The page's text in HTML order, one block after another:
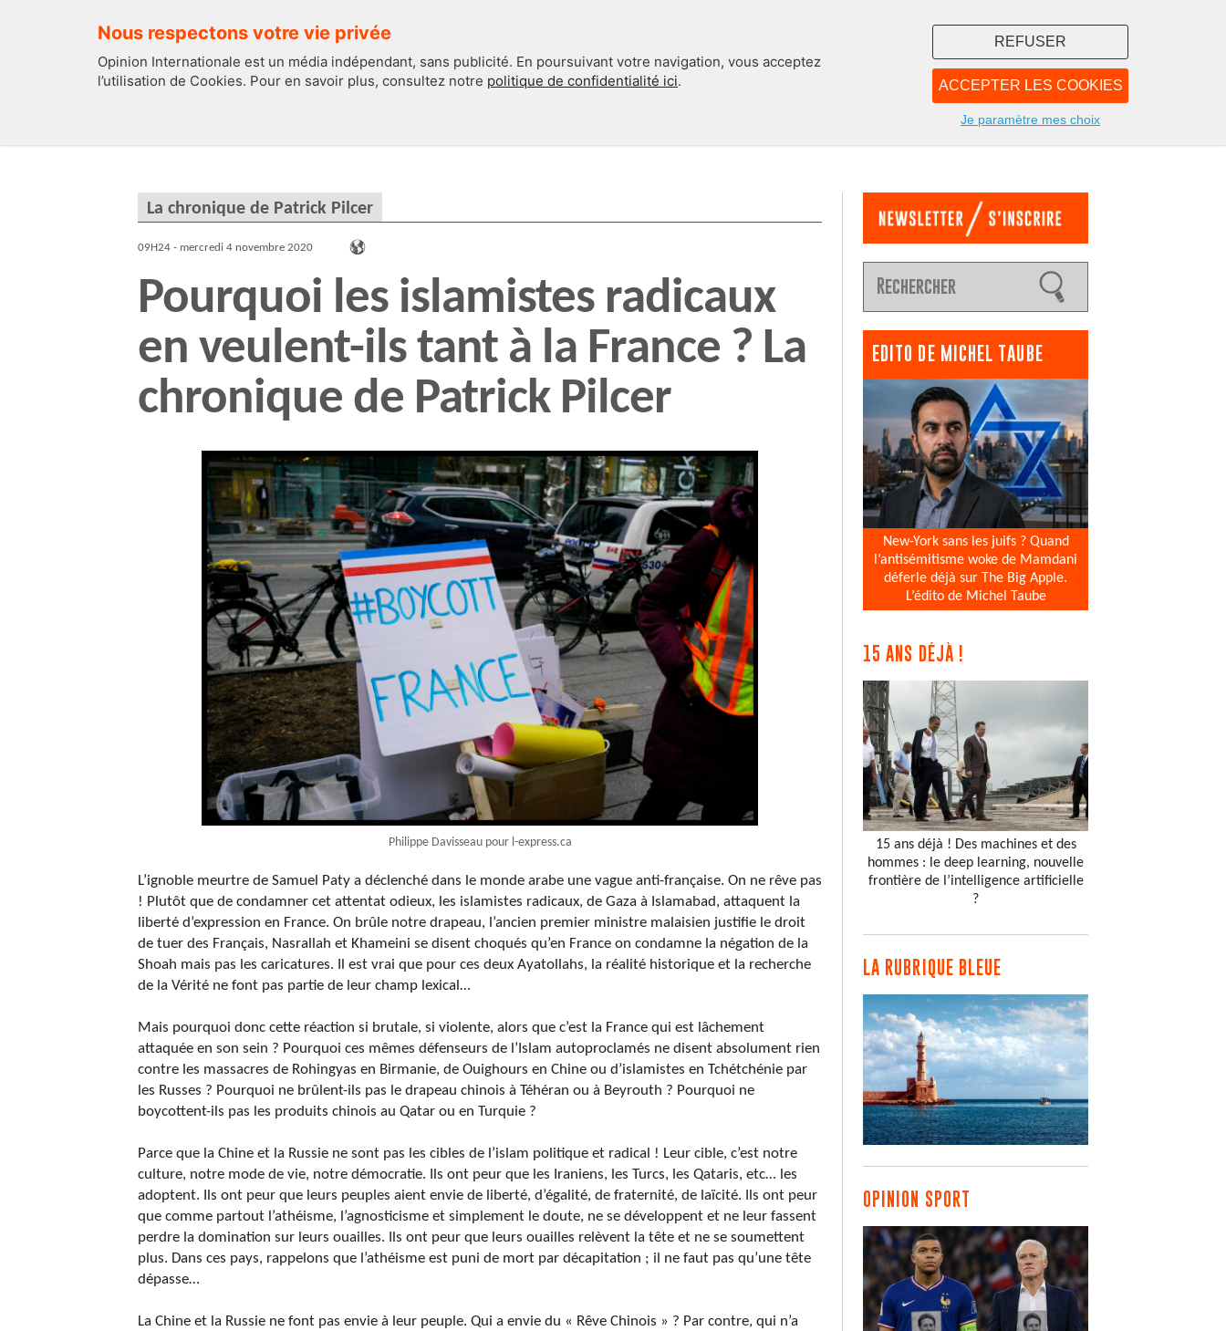
Nous respectons votre vie privée
Opinion Internationale est un média indépendant, sans publicité. En poursuivant votre navigation, vous acceptez
l’utilisation de Cookies. Pour en savoir plus, consultez notre politique de confidentialité ici. ACCEPTER LES COOKIES
REFUSER
Je paramètre mes choix
NOUS
La chronique de Patrick Pilcer
09H24 - mercredi 4 novembre 2020
Pourquoi les islamistes radicaux
en veulent-ils tant à la France ? La
chronique de Patrick Pilcer
Philippe Davisseau pour l-express.ca
L’ignoble meurtre de Samuel Paty a déclenché dans le monde arabe une vague anti-française. On ne rêve pas
! Plutôt que de condamner cet attentat odieux, les islamistes radicaux, de Gaza à Islamabad, attaquent la
liberté d’expression en France. On brûle notre drapeau, l’ancien premier ministre malaisien justifie le droit
de tuer des Français, Nasrallah et Khameini se disent choqués qu’en France on condamne la négation de la
Shoah mais pas les caricatures. Il est vrai que pour ces deux Ayatollahs, la réalité historique et la recherche
de la Vérité ne font pas partie de leur champ lexical…
Mais pourquoi donc cette réaction si brutale, si violente, alors que c’est la France qui est lâchement
attaquée en son sein ? Pourquoi ces mêmes défenseurs de l’Islam autoproclamés ne disent absolument rien
contre les massacres de Rohingyas en Birmanie, de Ouighours en Chine ou d’islamistes en Tchétchénie par
les Russes ? Pourquoi ne brûlent-ils pas le drapeau chinois à Téhéran ou à Beyrouth ? Pourquoi ne
boycottent-ils pas les produits chinois au Qatar ou en Turquie ?
Parce que la Chine et la Russie ne sont pas les cibles de l’islam politique et radical ! Leur cible, c’est notre
culture, notre mode de vie, notre démocratie. Ils ont peur que les Iraniens, les Turcs, les Qataris, etc… les
adoptent. Ils ont peur que leurs peuples aient envie de liberté, d’égalité, de fraternité, de laïcité. Ils ont peur
que comme partout l’athéisme, l’agnosticisme et simplement le doute, ne se développent et ne leur fassent
perdre la domination sur leurs ouailles. Ils ont peur que leurs ouailles relèvent la tête et ne se soumettent
plus. Dans ces pays, rappelons que l’athéisme est puni de mort par décapitation ; il ne faut pas qu’une tête
dépasse…
La Chine et la Russie ne font pas envie à leur peuple. Qui a envie du « Rêve Chinois » ? Par contre, qui n’a
EDITO DE MICHEL TAUBE
New-York sans les juifs ? Quand
l’antisémitisme woke de Mamdani
déferle déjà sur The Big Apple.
L’édito de Michel Taube
15 ANS DÉJÀ !
15 ans déjà ! Des machines et des
hommes : le deep learning, nouvelle
frontière de l’intelligence artificielle
?
LA RUBRIQUE BLEUE
OPINION SPORT